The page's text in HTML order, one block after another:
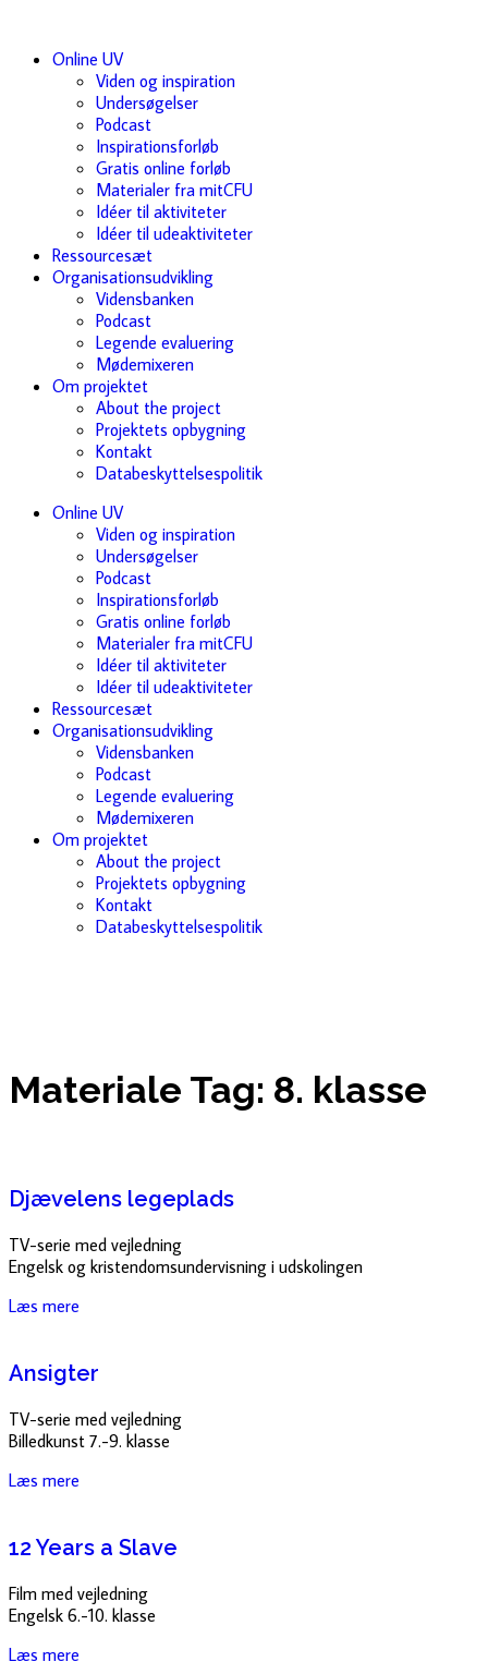
Online UV
Viden og inspiration
Undersøgelser
Podcast
Inspirationsforløb
Gratis online forløb
Materialer fra mitCFU
Idéer til aktiviteter
Idéer til udeaktiviteter
Ressourcesæt
Organisationsudvikling
Vidensbanken
Podcast
Legende evaluering
Mødemixeren
Om projektet
About the project
Projektets opbygning
Kontakt
Databeskyttelsespolitik
Online UV
Viden og inspiration
Undersøgelser
Podcast
Inspirationsforløb
Gratis online forløb
Materialer fra mitCFU
Idéer til aktiviteter
Idéer til udeaktiviteter
Ressourcesæt
Organisationsudvikling
Vidensbanken
Podcast
Legende evaluering
Mødemixeren
Om projektet
About the project
Projektets opbygning
Kontakt
Databeskyttelsespolitik
Materiale Tag: 8. klasse
Djævelens legeplads
TV-serie med vejledning
Engelsk og kristendomsundervisning i udskolingen
Læs mere
Ansigter
TV-serie med vejledning
Billedkunst 7.-9. klasse
Læs mere
12 Years a Slave
Film med vejledning
Engelsk 6.-10. klasse
Læs mere